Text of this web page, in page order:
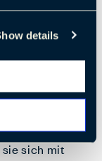
details
ihre
sich mit